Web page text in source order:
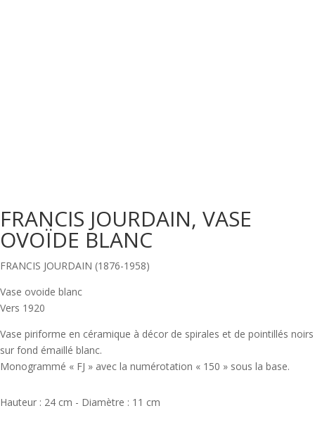
FRANCIS JOURDAIN, VASE
OVOÏDE BLANC
FRANCIS JOURDAIN (1876-1958)
Vase ovoide blanc
Vers 1920
Vase piriforme en céramique à décor de spirales et de pointillés noirs
sur fond émaillé blanc.
Monogrammé « FJ » avec la numérotation « 150 » sous la base.
Hauteur : 24 cm - Diamètre : 11 cm